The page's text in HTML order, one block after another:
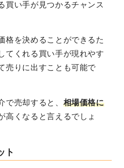
買い手が見つかるチャンス
格を決めることができるた
てくれる買い手が現れやす
売りに出すことも可能で
で売却すると、 相場価格に
高くなると言えるでしょ
ト